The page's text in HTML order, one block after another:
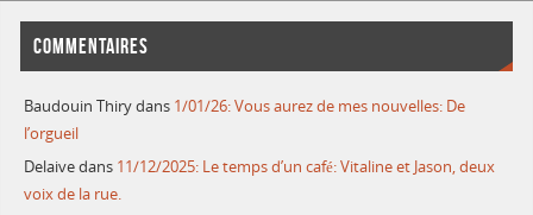
COMMENTAIRES
Baudouin Thirydans 1/01/26: Vous aurez de mes nouvelles: De
l’orgueil
Delaivedans 11/12/2025: Le temps d’un café: Vitaline et Jason, deux
voix de la rue.